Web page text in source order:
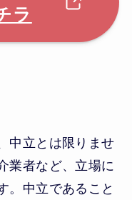
ラ
中立とは限りませ
業者など、立場に
。中立であること